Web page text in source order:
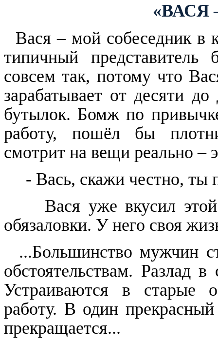
«ВАСЯ
Вася – мой собеседник в
типичный
совсем так, потому что
зарабатывает от десяти
бутылок. Бомж по
работу, пошёл бы
смотрит на вещи реально –
- Вась, скажи честно, ты
Вася уже вкусил
обязаловки. У него своя
...Большинство мужчин
обстоятельствам. Разлад
Устраиваются в старые
работу. В один
прекращается...